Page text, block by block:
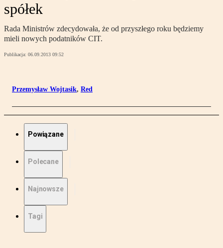
spółek
Rada Ministrów zdecydowała, że od przyszłego roku będziemy
mieli nowych podatników CIT.
Publikacja: 06.09.2013 09:52
Przemysław Wojtasik, Red
Powiązane
Polecane
Najnowsze
Tagi